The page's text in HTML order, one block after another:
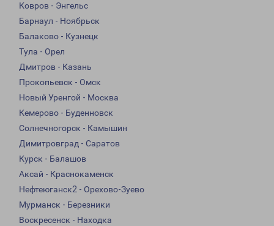
Ковров - Энгельс
Барнаул - Ноябрьск
Балаково - Кузнецк
Тула - Орел
Дмитров - Казань
Прокопьевск - Омск
Новый Уренгой - Москва
Кемерово - Буденновск
Солнечногорск - Камышин
Димитровград - Саратов
Курск - Балашов
Аксай - Краснокаменск
Нефтеюганск2 - Орехово-Зуево
Мурманск - Березники
Воскресенск - Находка